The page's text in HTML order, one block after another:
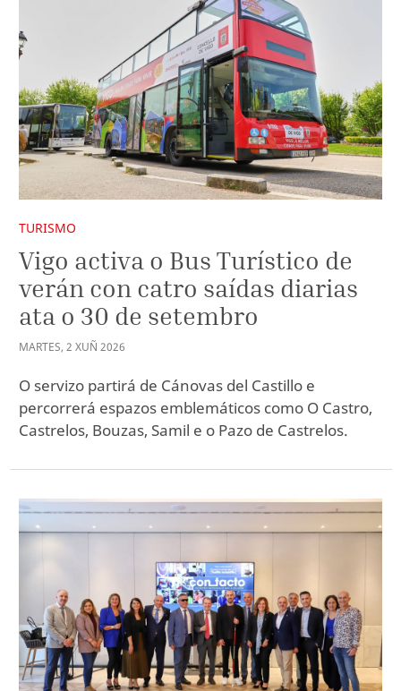
TURISMO
Vigo activa o Bus Turístico de
verán con catro saídas diarias
ata o 30 de setembro
MARTES, 2 XUÑ 2026
O servizo partirá de Cánovas del Castillo e
percorrerá espazos emblemáticos como O Castro,
Castrelos, Bouzas, Samil e o Pazo de Castrelos.